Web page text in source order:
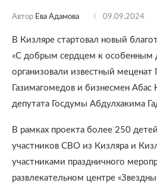
Автор Ева Адамова 09.09.2024
В Кизляре стартовал новый
«С добрым сердцем к особенным
организовали известный меценат
Газимагомедов и бизнесмен
депутата Госдумы Абдулхакима
В рамках проекта более 250
участников СВО из Кизляра и
участниками праздничного
развлекательном центре